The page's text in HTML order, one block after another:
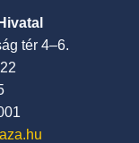
tér 4–6.